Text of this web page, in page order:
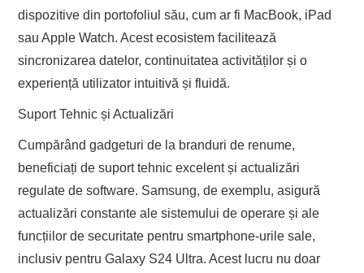
dispozitive din portofoliul său, cum ar fi MacBook, iPad
sau Apple Watch. Acest ecosistem facilitează
sincronizarea datelor, continuitatea activităților și o
experiență utilizator intuitivă și fluidă.
Suport Tehnic și Actualizări
Cumpărând gadgeturi de la branduri de renume,
beneficiați de suport tehnic excelent și actualizări
regulate de software. Samsung, de exemplu, asigură
actualizări constante ale sistemului de operare și ale
funcțiilor de securitate pentru smartphone-urile sale,
inclusiv pentru Galaxy S24 Ultra. Acest lucru nu doar